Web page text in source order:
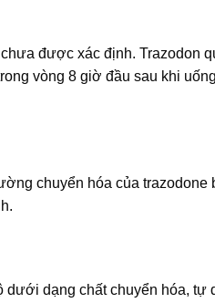
được xác định. Trazodon
vòng 8 giờ đầu sau khi
chuyển hóa của trazodone
dạng chất chuyển hóa,